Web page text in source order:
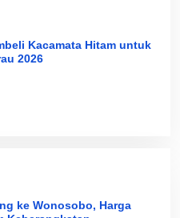
Kacamata Hitam untuk
2026
ke Wonosobo, Harga